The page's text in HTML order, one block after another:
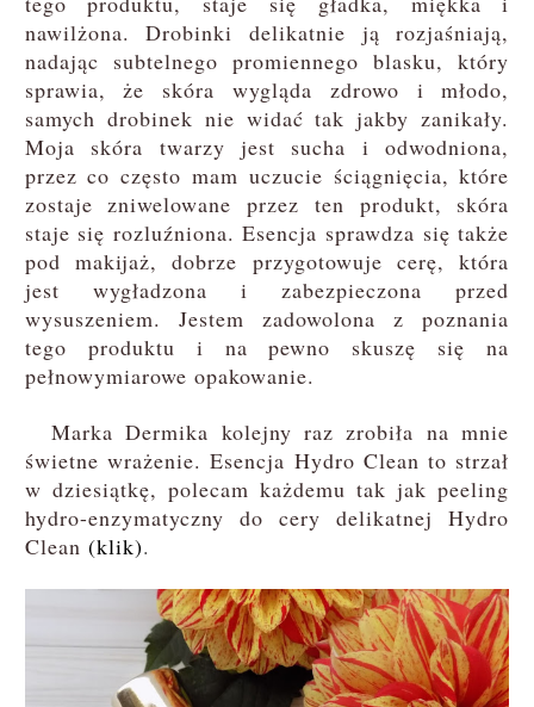
nawilżona. Drobinki delikatnie ją rozjaśniają,
nadając subtelnego promiennego blasku, który
sprawia, że skóra wygląda zdrowo i młodo,
samych drobinek nie widać tak jakby zanikały.
Moja skóra twarzy jest sucha i odwodniona,
przez co często mam uczucie ściągnięcia, które
zostaje zniwelowane przez ten produkt, skóra
staje się rozluźniona. Esencja sprawdza się także
pod makijaż, dobrze przygotowuje cerę, która
jest wygładzona i zabezpieczona przed
wysuszeniem. Jestem zadowolona z poznania
tego produktu i na pewno skuszę się na
pełnowymiarowe opakowanie.
Marka Dermika kolejny raz zrobiła na mnie
świetne wrażenie. Esencja Hydro Clean to strzał
w dziesiątkę, polecam każdemu tak jak peeling
hydro-enzymatyczny do cery delikatnej Hydro
Clean (klik).